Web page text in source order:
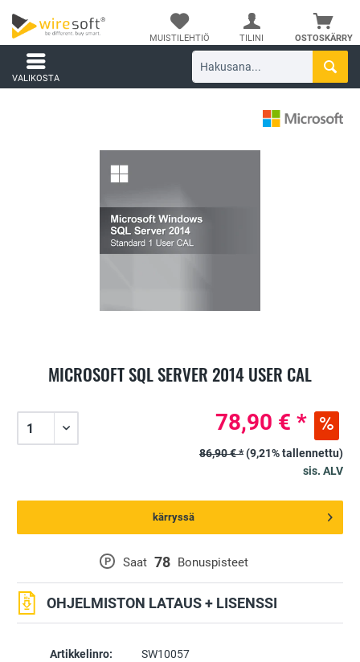
OSTOSKÄRRY
MUISTILEHTIÖ TILINI
VALIKOSTA
MICROSOFT SQL SERVER 2014 USER CAL
Artikkelinro:
SW10057
P Saat 78 Bonuspisteet
OHJELMISTON LATAUS + LISENSSI
78,90 € *
86,90 € *(9,21% tallennettu)
sis. ALV
kärryssä